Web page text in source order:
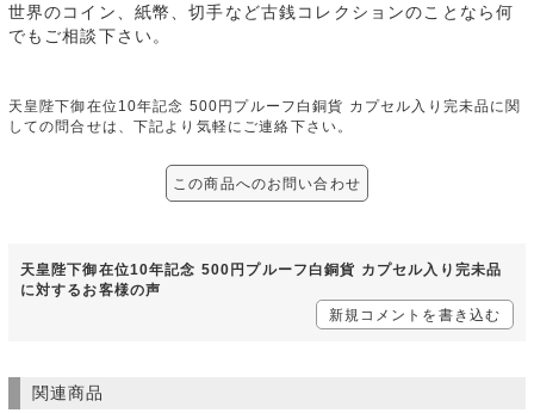
世界のコイン、紙幣、切手など古銭コレクションのことなら何
でもご相談下さい。
天皇陛下御在位10年記念 500円プルーフ白銅貨 カプセル入り完未品に関
しての問合せは、下記より気軽にご連絡下さい。
この商品へのお問い合わせ
天皇陛下御在位10年記念 500円プルーフ白銅貨 カプセル入り完未品
に対するお客様の声
新規コメントを書き込む
関連商品